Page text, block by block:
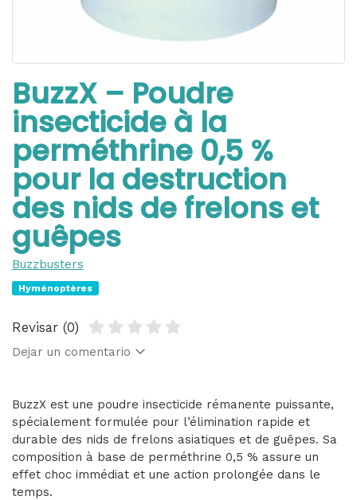
BuzzX – Poudre
insecticide à la
perméthrine 0,5 %
pour la destruction
des nids de frelons et
guêpes
Buzzbusters
Hyménoptères
Revisar (0)
Dejar un comentario
BuzzX est une poudre insecticide rémanente puissante,
spécialement formulée pour l’élimination rapide et
durable des nids de frelons asiatiques et de guêpes. Sa
composition à base de perméthrine 0,5 % assure un
effet choc immédiat et une action prolongée dans le
temps.